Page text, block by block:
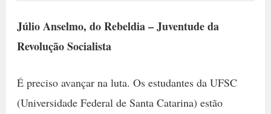
Júlio Anselmo, do Rebeldia – Juventude da
Revolução Socialista
É preciso avançar na luta. Os estudantes da UFSC
(Universidade Federal de Santa Catarina) estão